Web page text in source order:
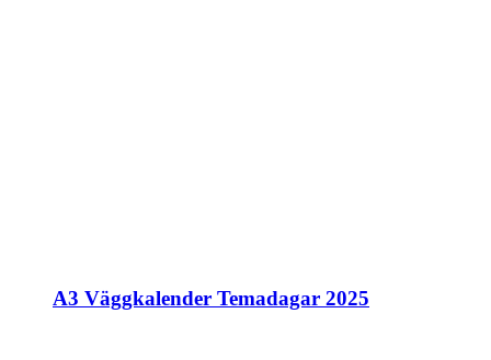
A3 Väggkalender Temadagar 2025